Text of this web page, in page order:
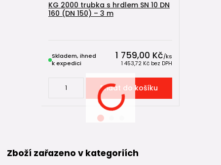
KG 2000 trubka s hrdlem SN 10 DN
160 (DN 150) – 3 m
1 759,00 Kč/ks
1 453,72 Kč bez DPH
Skladem, ihned
k expedici
Přidat do košíku
Zboží zařazeno v kategoriích